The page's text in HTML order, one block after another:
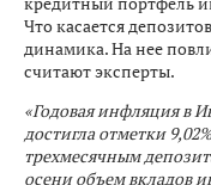
Что касается
динамика. На нее
считают эксперты.
«Годовая инфляция в
достигла отметки
трехмесячным
осени объем вкладов